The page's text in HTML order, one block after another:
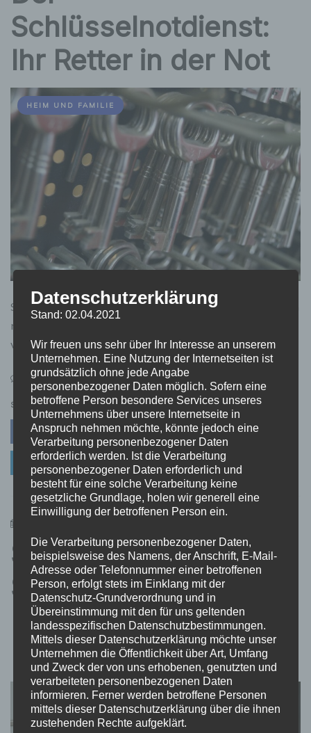
Schlüsselnotdienst:
Ihr Retter in der Not
HEIM UND FAMILIE
Stellen Sie sich vor, es ist spät in der Nacht, Sie kommen
nach Hause und bemerken, dass Ihr Schlüssel
verschwunden ist. Ob verloren oder gestohlen,
Leave a Commenton
Der
Schlüsselnotdienst:
Ihr
Retter
in
der
Not
SHARE
Facebook Twitter Pinterest
Linkedin
Schlüsseldienst
Stuttgart ✓
Professioneller
Einbruchschutz ✓
HEIM UND FAMILIE
Datenschutzerklärung
Stand: 02.04.2021
Wir freuen uns sehr über Ihr Interesse an unserem
Unternehmen. Eine Nutzung der Internetseiten ist
grundsätzlich ohne jede Angabe
personenbezogener Daten möglich. Sofern eine
betroffene Person besondere Services unseres
Unternehmens über unsere Internetseite in
Anspruch nehmen möchte, könnte jedoch eine
Verarbeitung personenbezogener Daten
erforderlich werden. Ist die Verarbeitung
personenbezogener Daten erforderlich und
besteht für eine solche Verarbeitung keine
gesetzliche Grundlage, holen wir generell eine
Einwilligung der betroffenen Person ein.
Die Verarbeitung personenbezogener Daten,
beispielsweise des Namens, der Anschrift, E-Mail-
Adresse oder Telefonnummer einer betroffenen
Person, erfolgt stets im Einklang mit der
Datenschutz-Grundverordnung und in
Übereinstimmung mit den für uns geltenden
landesspezifischen Datenschutzbestimmungen.
Mittels dieser Datenschutzerklärung möchte unser
Unternehmen die Öffentlichkeit über Art, Umfang
und Zweck der von uns erhobenen, genutzten und
verarbeiteten personenbezogenen Daten
informieren. Ferner werden betroffene Personen
mittels dieser Datenschutzerklärung über die ihnen
zustehenden Rechte aufgeklärt.